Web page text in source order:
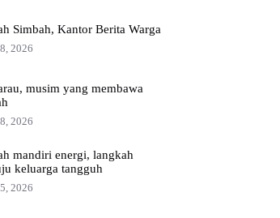
Simbah, Kantor Berita Warga
2026
musim yang membawa
2026
mandiri energi, langkah
keluarga tangguh
2026